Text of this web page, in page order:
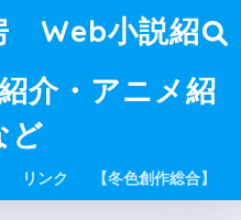
Web小説紹
介・アニメ紹
ど
リンク 【冬色創作総合】